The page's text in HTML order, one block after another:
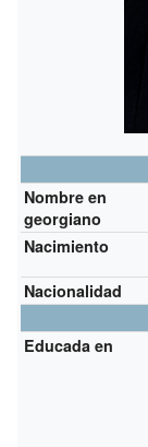
Nombre en
georgiano
Nacimiento
Nacionalidad
Educada en